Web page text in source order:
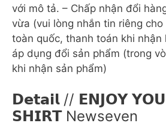
với mô tả. – Chấp nhận đổi
vừa (vui lòng nhắn tin riêng cho
toàn quốc, thanh toán khi nhận
áp dụng đổi sản phẩm (trong
khi nhận sản phẩm)
𝗗𝗲𝘁𝗮𝗶𝗹 // 𝗘𝗡𝗝𝗢𝗬
𝗦𝗛𝗜𝗥𝗧 Newseven